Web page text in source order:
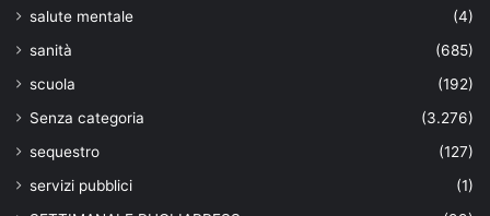
salute mentale
(4)
sanità
(685)
scuola
(192)
Senza categoria
(3.276)
sequestro
(127)
servizi pubblici
(1)